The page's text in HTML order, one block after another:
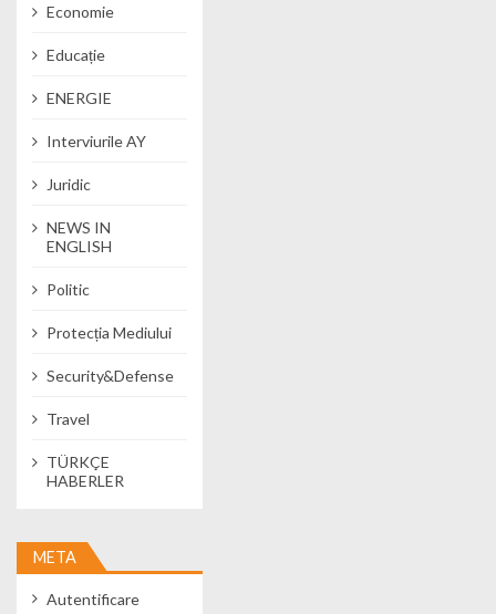
Economie
Educație
ENERGIE
Interviurile AY
Juridic
NEWS IN
ENGLISH
Politic
Protecția Mediului
Security&Defense
Travel
TÜRKÇE
HABERLER
META
Autentificare